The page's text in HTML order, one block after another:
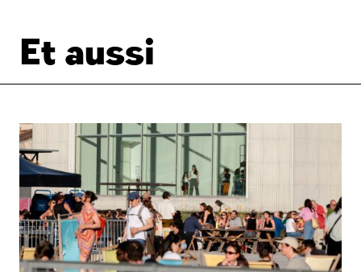
Et aussi